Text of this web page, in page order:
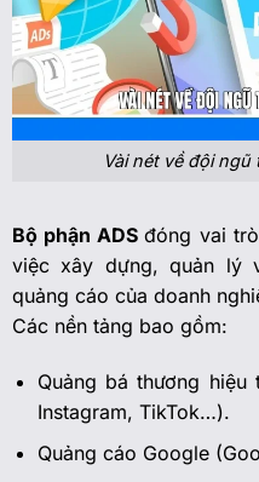
Vài nét về đội
Bộ phận ADSđóng vai
việc xây dựng, quản lý
quảng cáo của doanh
Các nền tảng bao gồm:
Quảng bá thương hiệu
Instagram, TikTok…).
Quảng cáo Google